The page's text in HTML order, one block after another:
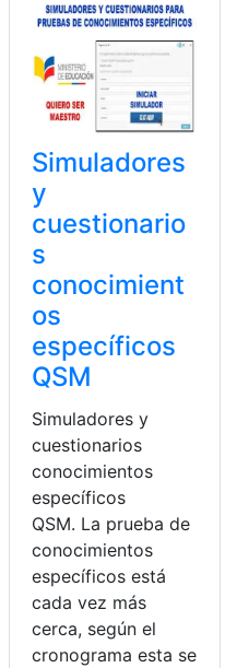
Simuladores
y
cuestionario
s
conocimient
os
específicos
QSM
Simuladores y
cuestionarios
conocimientos
específicos
QSM. La prueba de
conocimientos
específicos está
cada vez más
cerca, según el
cronograma esta se